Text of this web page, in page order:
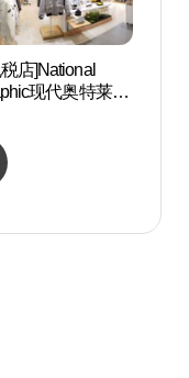
店]National
现代奥特莱斯
울렛 가산점)